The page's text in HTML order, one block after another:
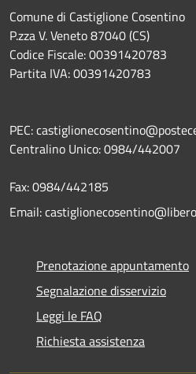
Comune di Castiglione Cosentino
P.zza V. Veneto 87040 (CS)
Codice Fiscale: 00391420783
Partita IVA: 00391420783
PEC:
Centralino Unico: 0984/442007
Fax: 0984/442185
Email:
Prenotazione appuntamento
Segnalazione disservizio
Leggi le FAQ
Richiesta assistenza